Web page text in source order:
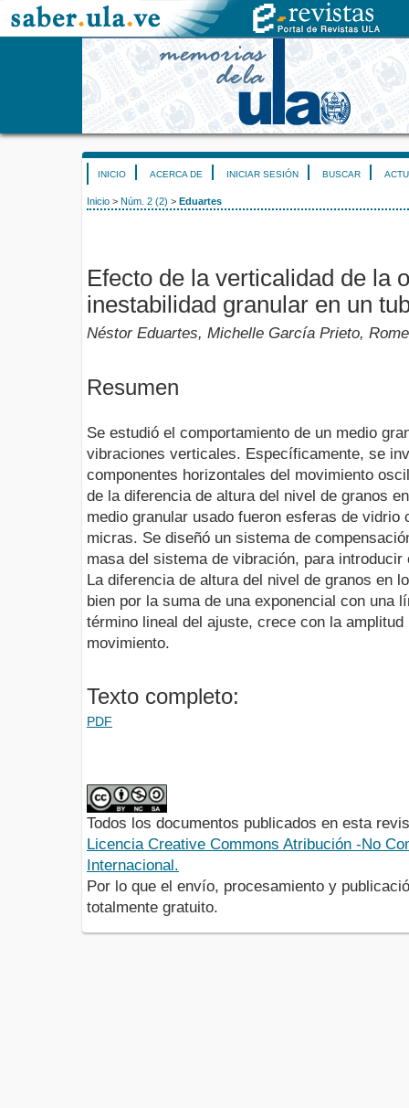
INICIO ACERCA DE INICIAR SESIÓN BUSCAR
Inicio > Núm. 2 (2) > Eduartes
Efecto de la verticalidad de la
inestabilidad granular en un
Néstor Eduartes, Michelle García Prieto,
Resumen
Se estudió el comportamiento de un medio
vibraciones verticales. Específicamente, se
componentes horizontales del movimiento
de la diferencia de altura del nivel de granos
medio granular usado fueron esferas de vidrio
micras. Se diseñó un sistema de
masa del sistema de vibración, para
La diferencia de altura del nivel de granos en
bien por la suma de una exponencial con una
término lineal del ajuste, crece con la
movimiento.
Texto completo:
PDF
Todos los documentos publicados en esta
Licencia Creative Commons Atribución -No
Internacional.
Por lo que el envío, procesamiento y
totalmente gratuito.